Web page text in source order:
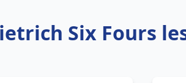
Six Fours